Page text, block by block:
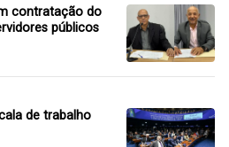
contratação do
públicos
de trabalho